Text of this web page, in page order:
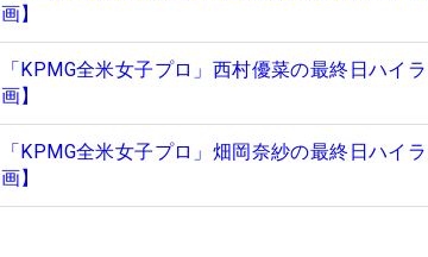
画】
「KPMG全米女子プロ」西村優菜の最終日ハイ
画】
「KPMG全米女子プロ」畑岡奈紗の最終日ハイ
画】